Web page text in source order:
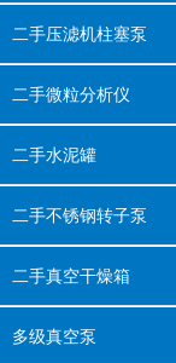
二手压滤机柱塞泵
二手微粒分析仪
二手水泥罐
二手不锈钢转子泵
二手真空干燥箱
多级真空泵